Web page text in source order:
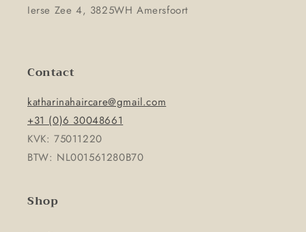
Ierse Zee 4, 3825WH Amersfoort
Contact
katharinahaircare@gmail.com
+31 (0)6 30048661
KVK: 75011220
BTW: NL001561280B70
Shop